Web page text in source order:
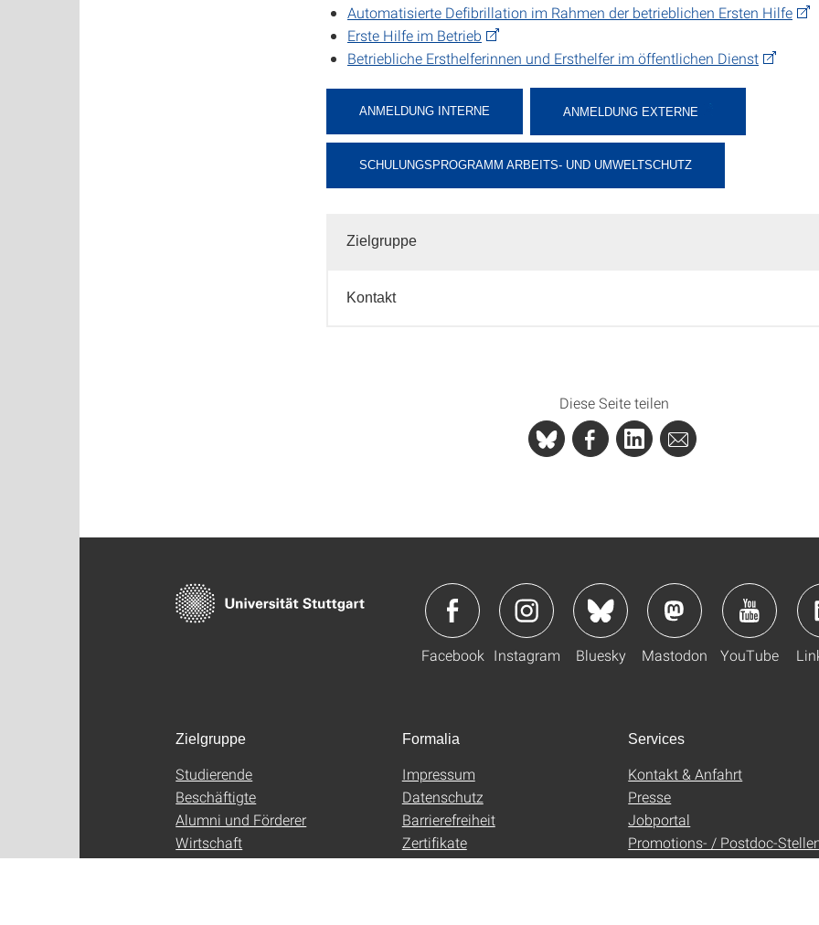
Automatisierte Defibrillation im Rahmen der betrieblichen Ersten Hilfe
Erste Hilfe im Betrieb
Betriebliche Ersthelferinnen und Ersthelfer im öffentlichen Dienst
ANMELDUNG INTERNE ANMELDUNG EXTERNE
SCHULUNGSPROGRAMM ARBEITS- UND UMWELTSCHUTZ
Zielgruppe
Kontakt
Diese Seite teilen
Facebook Instagram Bluesky Mastodon YouTube
Zielgruppe
Studierende
Beschäftigte
Alumni und Förderer
Wirtschaft
Formalia
Impressum
Datenschutz
Barrierefreiheit
Zertifikate
Services
Kontakt & Anfahrt
Presse
Jobportal
Promotions- / Postdoc-